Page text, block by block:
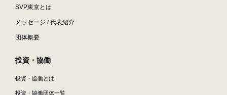
SVP東京とは
メッセージ / 代表紹介
団体概要
投資・協働
投資・協働とは
投資・協働団体一覧